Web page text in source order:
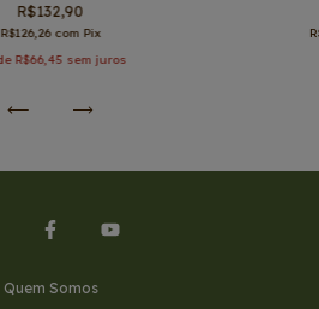
R$132,90
R$126,26 com Pix
R$66,45 sem juros
Quem Somos